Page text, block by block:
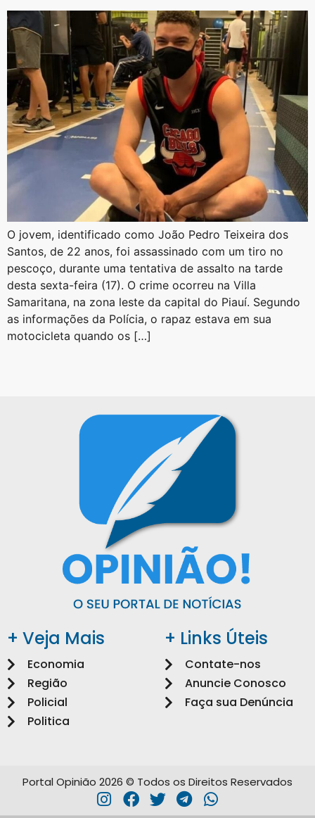
O jovem, identificado como João Pedro Teixeira dos
Santos, de 22 anos, foi assassinado com um tiro no
pescoço, durante uma tentativa de assalto na tarde
desta sexta-feira (17). O crime ocorreu na Villa
Samaritana, na zona leste da capital do Piauí. Segundo
as informações da Polícia, o rapaz estava em sua
motocicleta quando os […]
+ Veja Mais
Economia
Região
Policial
Politica
+ Links Úteis
Contate-nos
Anuncie Conosco
Faça sua Denúncia
Portal Opinião 2026 © Todos os Direitos Reservados